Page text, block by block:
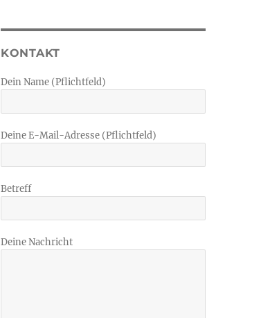
KONTAKT
Dein Name (Pflichtfeld)
Deine E-Mail-Adresse (Pflichtfeld)
Betreff
Deine Nachricht